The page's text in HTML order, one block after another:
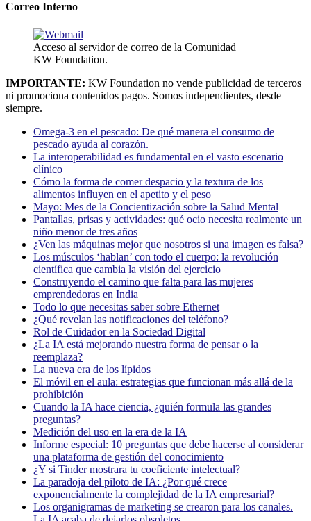
Correo Interno
Acceso al servidor de correo de la Comunidad
KW Foundation.
IMPORTANTE: KW Foundation no vende publicidad de terceros
ni promociona contenidos pagos. Somos independientes, desde
siempre.
Omega-3 en el pescado: De qué manera el consumo de
pescado ayuda al corazón.
La interoperabilidad es fundamental en el vasto escenario
clínico
Cómo la forma de comer despacio y la textura de los
alimentos influyen en el apetito y el peso
Mayo: Mes de la Concientización sobre la Salud Mental
Pantallas, prisas y actividades: qué ocio necesita realmente un
niño menor de tres años
¿Ven las máquinas mejor que nosotros si una imagen es falsa?
Los músculos ‘hablan’ con todo el cuerpo: la revolución
científica que cambia la visión del ejercicio
Construyendo el camino que falta para las mujeres
emprendedoras en India
Todo lo que necesitas saber sobre Ethernet
¿Qué revelan las notificaciones del teléfono?
Rol de Cuidador en la Sociedad Digital
¿La IA está mejorando nuestra forma de pensar o la
reemplaza?
La nueva era de los lípidos
El móvil en el aula: estrategias que funcionan más allá de la
prohibición
Cuando la IA hace ciencia, ¿quién formula las grandes
preguntas?
Medición del uso en la era de la IA
Informe especial: 10 preguntas que debe hacerse al considerar
una plataforma de gestión del conocimiento
¿Y si Tinder mostrara tu coeficiente intelectual?
La paradoja del piloto de IA: ¿Por qué crece
exponencialmente la complejidad de la IA empresarial?
Los organigramas de marketing se crearon para los canales.